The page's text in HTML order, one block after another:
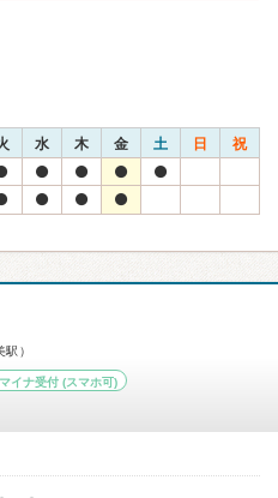
水 木 金 土 日 祝
）
マイナ受付 (スマホ可)